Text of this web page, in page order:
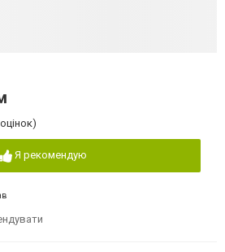
оцінок)
Я рекомендую